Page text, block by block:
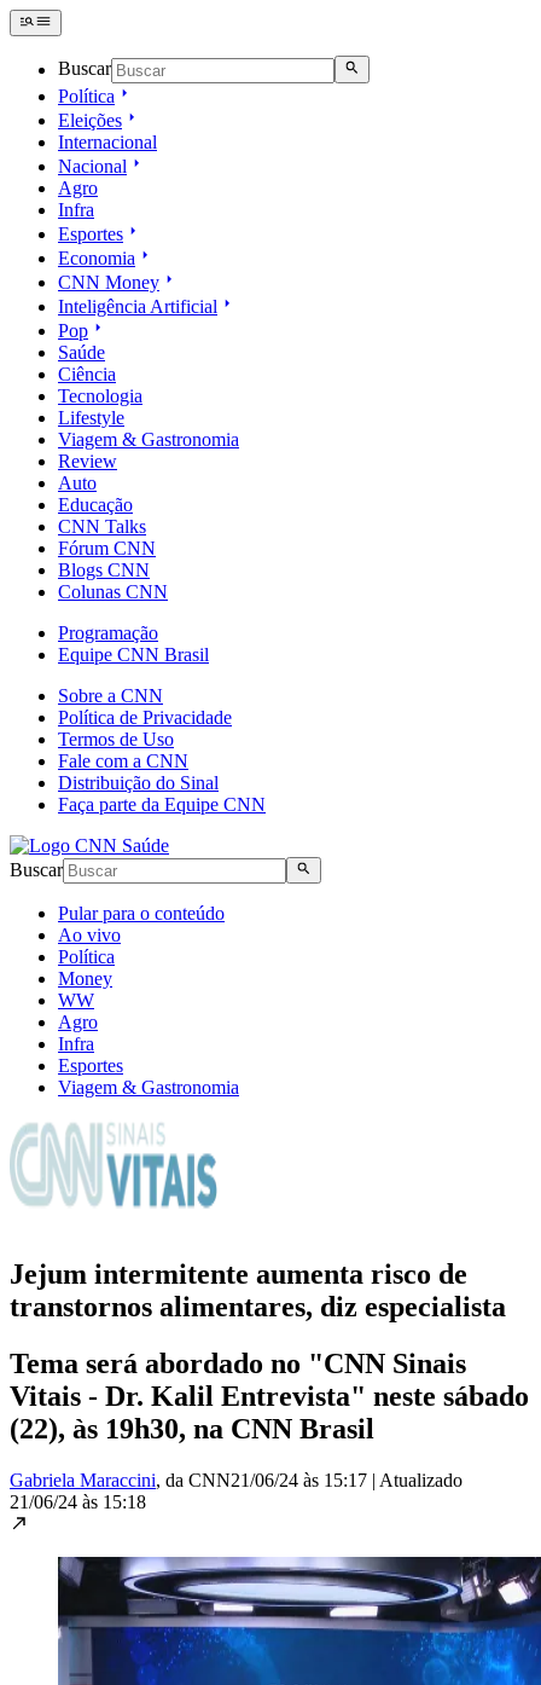
Buscar
Política
Eleições
Internacional
Nacional
Agro
Infra
Esportes
Economia
CNN Money
Inteligência Artificial
Pop
Saúde
Ciência
Tecnologia
Lifestyle
Viagem & Gastronomia
Review
Auto
Educação
CNN Talks
Fórum CNN
Blogs CNN
Colunas CNN
Programação
Equipe CNN Brasil
Sobre a CNN
Política de Privacidade
Termos de Uso
Fale com a CNN
Distribuição do Sinal
Faça parte da Equipe CNN
Buscar
Pular para o conteúdo
Ao vivo
Política
Money
WW
Agro
Infra
Esportes
Viagem & Gastronomia
Jejum intermitente aumenta risco de
transtornos alimentares, diz especialista
Tema será abordado no "CNN Sinais
Vitais - Dr. Kalil Entrevista" neste sábado
(22), às 19h30, na CNN Brasil
Gabriela Maraccini, da CNN21/06/24 às 15:17 | Atualizado
21/06/24 às 15:18